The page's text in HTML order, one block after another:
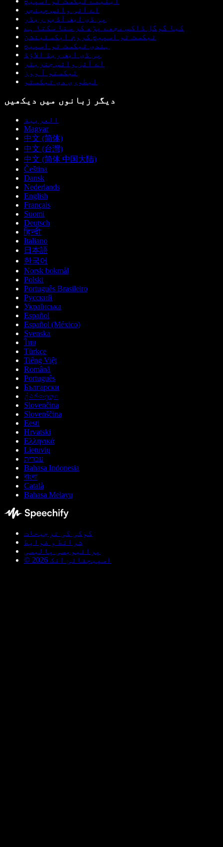
اے آئی وائس چینجر
پی ڈی ایف آڈیو ریڈر
کیا گوگل ڈاکس مجھے پڑھ کر سنا سکتا ہے
ٹیکسٹ ٹو اسپیچ کروم ایکسٹینشن
ہندی ٹیکسٹ ٹو اسپیچ
پی ڈی ایف ریڈ الاؤڈ
اے آئی وائس جنریٹر
ٹیکستو آ ووز
لیطوری دی ٹیکسٹو
دیگر زبانوں میں دیکھیں
العربية
Magyar
中文 (简体)
中文 (台灣)
中文 (简体 中国大陆)
Čeština
Dansk
Nederlands
English
Français
Suomi
Deutsch
हिन्दी
Italiano
日本語
한국어
Norsk bokmål
Polski
Português Brasileiro
Русский
Українська
Español
Español (México)
Svenska
ไทย
Türkçe
Tiếng Việt
Română
Português
Български
ქართული
Slovenčina
Slovenščina
Eesti
Hrvatski
Ελληνικά
Lietuvių
עברית
Bahasa Indonesia
বাংলা
Català
Bahasa Melayu
کوکی کی ترجیحات
شرائط و ضوابط
پرائیویسی پالیسی
© اسپیچفائی انک 2026